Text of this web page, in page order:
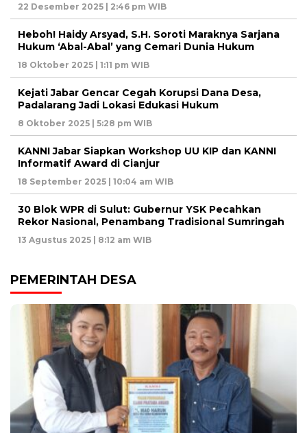
22 Desember 2025 | 2:46 pm WIB
Heboh! Haidy Arsyad, S.H. Soroti Maraknya Sarjana
Hukum ‘Abal-Abal’ yang Cemari Dunia Hukum
18 Oktober 2025 | 1:11 pm WIB
Kejati Jabar Gencar Cegah Korupsi Dana Desa,
Padalarang Jadi Lokasi Edukasi Hukum
8 Oktober 2025 | 5:28 pm WIB
KANNI Jabar Siapkan Workshop UU KIP dan KANNI
Informatif Award di Cianjur
18 September 2025 | 10:04 am WIB
30 Blok WPR di Sulut: Gubernur YSK Pecahkan
Rekor Nasional, Penambang Tradisional Sumringah
13 Agustus 2025 | 8:12 am WIB
PEMERINTAH DESA